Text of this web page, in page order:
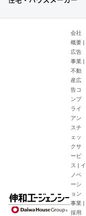
会社
概要 |
広告
事業 |
不動
産広
告コ
ンプ
ライ
アン
スチ
ェッ
クサ
ービ
ス | イ
ノベ
ーシ
ョン
事業 |
採用